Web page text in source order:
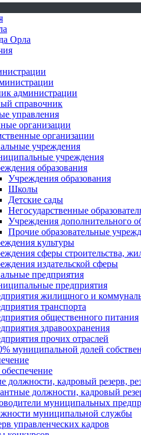
Орла
администрации
справочник
управления
организации
организации
учреждения
учреждения
образования
Учреждения образования
Школы
Детские сады
Негосударственные
Учреждения дополнительного
Прочие образовательные
культуры
сферы строительства,
издательской сферы
предприятия
предприятия
жилищного и
транспорта
общественного питания
здравоохранения
прочих отраслей
муниципальной долей
должности, кадровый резерв,
должности, кадровый
муниципальных
муниципальной службы
управленческих кадров